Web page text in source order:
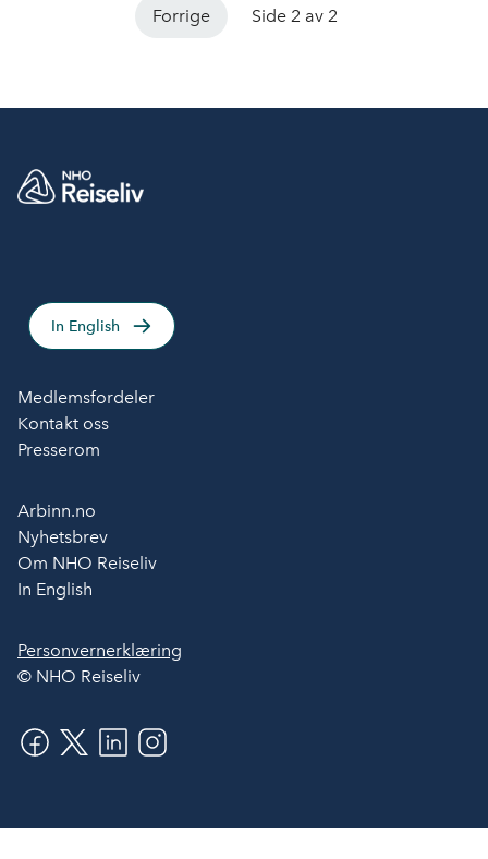
Forrige Side 2 av 2
In English
Medlemsfordeler
Kontakt oss
Presserom
Arbinn.no
Nyhetsbrev
Om NHO Reiseliv
In English
Personvernerklæring
© NHO Reiseliv